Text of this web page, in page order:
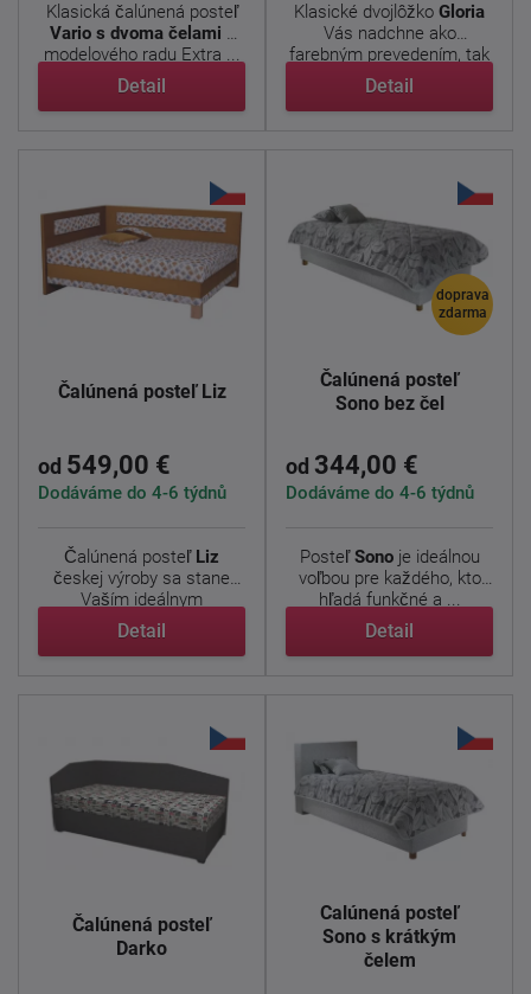
Klasická čalúnená posteľ
Vario s dvoma čelami z
modelového radu Extra ...
Detail
Klasické dvojlôžko Gloria
Vás nadchne ako
farebným prevedením, tak
aj ...
Detail
Čalúnená posteľ Liz
od 549,00 €
Dodáváme do 4-6 týdnů
Čalúnená posteľ Liz
českej výroby sa stane
Vaším ideálnym
útočiskom. ...
Detail
doprava
zdarma
Čalúnená posteľ
Sono bez čel
od 344,00 €
Dodáváme do 4-6 týdnů
PosteľSonoje ideálnou
voľbou pre každého, kto
hľadá funkčné a ...
Detail
Čalúnená posteľ
Darko
Čalúnená posteľ
Sono s krátkým
čelem